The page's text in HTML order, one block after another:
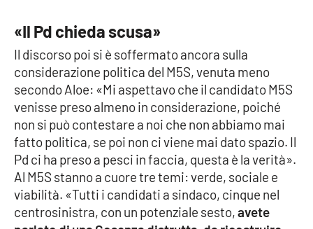
Lamezia Terme
PROGETTI
SPECIALI
Buona Sanità Calabria
LA
CALABRIAVISIONE
«Il Pd chieda scusa»
Il discorso poi si è soffermato ancora sulla
considerazione politica del M5S, venuta meno
secondo Aloe: «Mi aspettavo che il candidato M5S
venisse preso almeno in considerazione, poiché
non si può contestare a noi che non abbiamo mai
fatto politica, se poi non ci viene mai dato spazio. Il
Pd ci ha preso a pesci in faccia, questa è la verità».
Al M5S stanno a cuore tre temi: verde, sociale e
viabilità. «Tutti i candidati a sindaco, cinque nel
centrosinistra, con un potenziale sesto,avete